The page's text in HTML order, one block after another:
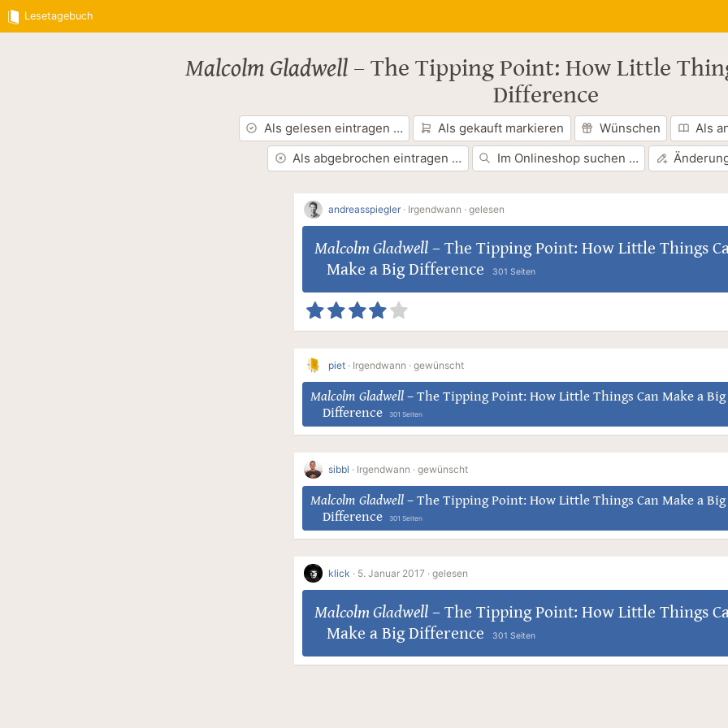
Lesetagebuch
Malcolm Gladwell– The Tipping Point: How Little
Difference
Als gelesen eintragen … Als gekauft markieren Wünschen
Als
Als abgebrochen eintragen …
Im Onlineshop suchen …
andreasspiegler · Irgendwann · gelesen
Malcolm Gladwell– The Tipping Point: How Little Things
Make a Big Difference
301 Seiten
piet · Irgendwann · gewünscht
Malcolm Gladwell – The Tipping Point: How Little Things Can Make a Big
Difference
301 Seiten
sibbl · Irgendwann · gewünscht
Malcolm Gladwell – The Tipping Point: How Little Things Can Make a Big
Difference
301 Seiten
klick · 5. Januar 2017 · gelesen
Malcolm Gladwell– The Tipping Point: How Little Things
Make a Big Difference
301 Seiten